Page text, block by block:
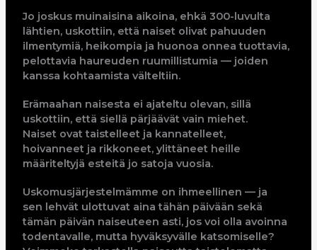
Jo joskus muinaisina aikoina, ehkä 300-luvulta
lähtien, uskottiin, että naiset olivat pahuuden
ilmentymiä, heikompia ja huonoa onnea tuottavia,
pelottavia haureuden ruumillistumia — joiden
kanssa kohtaamista välteltiin.
Erämaahan naisesta ei ajateltu olevan, sillä
uskottiin, että siellä pärjäävät vain miehet.
Naiset ovat taistelleet ja kannatelleet,
hoivanneet ja rikkoneet, ylittäneet heille
määriteltyjä esteitä jo satoja vuosia.
Uskomusjärjestelmämme on ihmeellinen — ja
sen lehvät ulottuvat aina tähän päivään sekä
tämän päivän naiseuteen asti, jos voi olla avoinna
todentavalle, mutta hyväksyvälle katsomiselle?